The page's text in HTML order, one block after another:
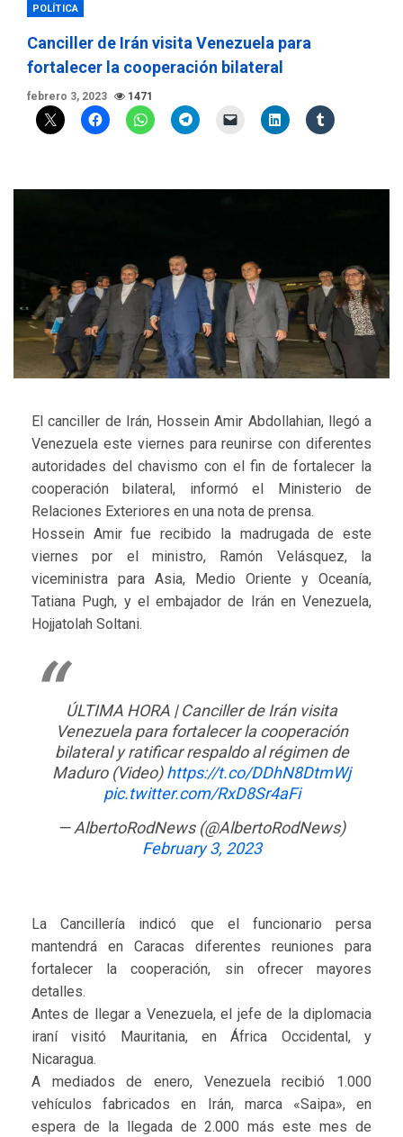
POLÍTICA
Canciller de Irán visita Venezuela para
fortalecer la cooperación bilateral
febrero 3, 2023 1471
El canciller de Irán, Hossein Amir Abdollahian, llegó a
Venezuela este viernes para reunirse con diferentes
autoridades del chavismo con el fin de fortalecer la
cooperación bilateral, informó el Ministerio de
Relaciones Exteriores en una nota de prensa.
Hossein Amir fue recibido la madrugada de este
viernes por el ministro, Ramón Velásquez, la
viceministra para Asia, Medio Oriente y Oceanía,
Tatiana Pugh, y el embajador de Irán en Venezuela,
Hojjatolah Soltani.
ÚLTIMA HORA | Canciller de Irán visita
Venezuela para fortalecer la cooperación
bilateral y ratificar respaldo al régimen de
Maduro (Video)https://t.co/DDhN8DtmWj
pic.twitter.com/RxD8Sr4aFi
— AlbertoRodNews (@AlbertoRodNews)
February 3, 2023
La Cancillería indicó que el funcionario persa
mantendrá en Caracas diferentes reuniones para
fortalecer la cooperación, sin ofrecer mayores
detalles.
Antes de llegar a Venezuela, el jefe de la diplomacia
iraní visitó Mauritania, en África Occidental, y
Nicaragua.
A mediados de enero, Venezuela recibió 1.000
vehículos fabricados en Irán, marca «Saipa», en
espera de la llegada de 2.000 más este mes de